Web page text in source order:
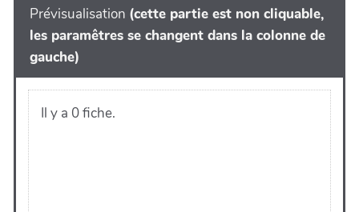
Prévisualisation (cette partie est non cliquable,
les paramêtres se changent dans la colonne de
gauche)